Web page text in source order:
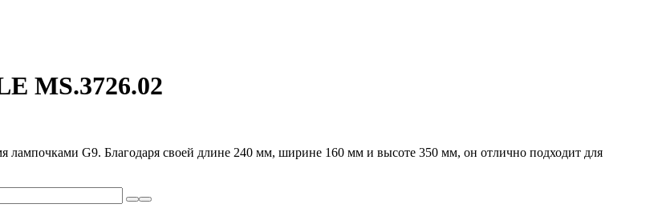
MS.3726.02
лампочками G9. Благодаря своей длине 240 мм, ширине 160 мм и высоте 350 мм, он отлично подходит для